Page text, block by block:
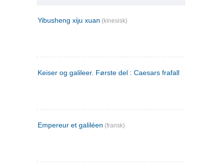
Yibusheng xiju xuan (kinesisk)
Keiser og galileer. Første del : Caesars frafall
Empereur et galiléen (fransk)